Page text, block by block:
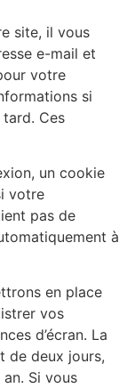
site, il vous
e-mail et
votre
si
Ces
un cookie
votre
pas de
à
en place
vos
d’écran. La
de deux jours,
an. Si vous